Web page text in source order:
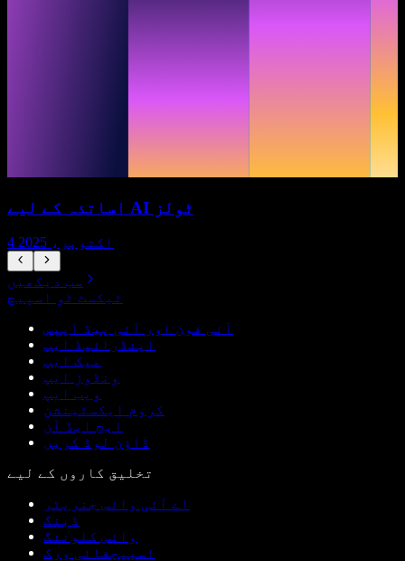
اساتذہ کے لیے AI ٹولز
4 اکتوبر، 2025
سب دیکھیں
ٹیکسٹ ٹو اسپیچ
آئی فون اور آئی پیڈ ایپس
اینڈرائیڈ ایپ
میک ایپ
ونڈوز ایپ
ویب ایپ
کروم ایکسٹینشن
ایج ایڈ آن
ڈاؤن لوڈ کریں
تخلیق کاروں کے لیے
اے آئی وائس جنریٹر
ڈبنگ
وائس کلوننگ
اسپیچفائی ورک